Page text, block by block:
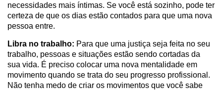
necessidades mais íntimas. Se você está sozinho, pode ter
certeza de que os dias estão contados para que uma nova
pessoa entre.
Libra no trabalho: Para que uma justiça seja feita no seu
trabalho, pessoas e situações estão sendo cortadas da
sua vida. É preciso colocar uma nova mentalidade em
movimento quando se trata do seu progresso profissional.
Não tenha medo de criar os movimentos que você sabe